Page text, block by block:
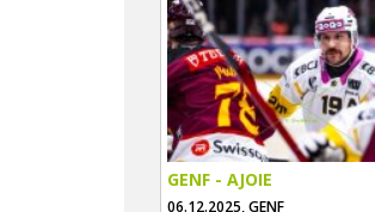
GENF - AJOIE
06.12.2025, GENF